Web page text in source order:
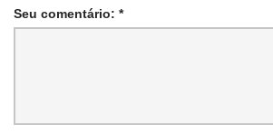
Seu comentário: *